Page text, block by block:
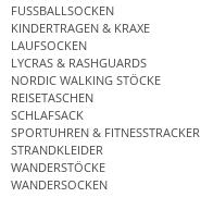
FUSSBALLSOCKEN
KINDERTRAGEN & KRAXE
LAUFSOCKEN
LYCRAS & RASHGUARDS
NORDIC WALKING STÖCKE
REISETASCHEN
SCHLAFSACK
SPORTUHREN & FITNESSTRACKER
STRANDKLEIDER
WANDERSTÖCKE
WANDERSOCKEN